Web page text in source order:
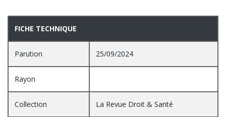
PRESENTATION
FICHE TECHNIQUE
Parution 25/09/2024
Rayon
Collection La Revue Droit & Santé